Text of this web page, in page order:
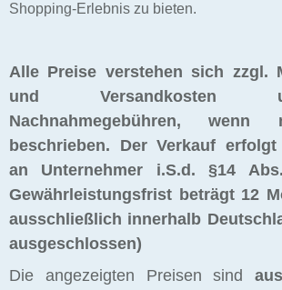
Shopping-Erlebnis zu bieten.
Alle Preise verstehen sich zzgl.
und
Nachnahmegebühren,
beschrieben. Der Verkauf
an Unternehmer i.S.d. §14
Gewährleistungsfrist beträgt 12
ausschließlich innerhalb
ausgeschlossen)
Die angezeigten Preisen sind